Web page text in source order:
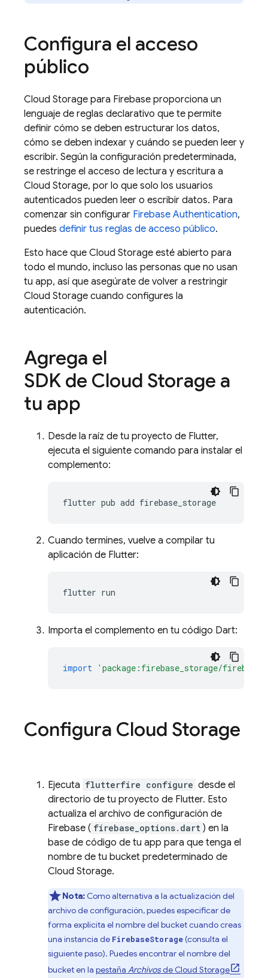
Configura el acceso
público
Cloud Storage para Firebase proporciona un
lenguaje de reglas declarativo que te permite
definir cómo se deben estructurar los datos,
cómo se deben indexar y cuándo se pueden leer y
escribir. Según la configuración predeterminada,
se restringe el acceso de lectura y escritura a
Cloud Storage, por lo que solo los usuarios
autenticados pueden leer o escribir datos. Para
comenzar sin configurar Firebase Authentication,
puedes definir tus reglas de acceso público.
Esto hace que Cloud Storage esté abierto para
todo el mundo, incluso las personas que no usan
tu app, así que asegúrate de volver a restringir
Cloud Storage cuando configures la
autenticación.
Agrega el
SDK de Cloud Storage a
tu app
Desde la raíz de tu proyecto de Flutter,
ejecuta el siguiente comando para instalar el
complemento:
flutter pub add
Cuando termines, vuelve a compilar tu
aplicación de Flutter:
flutter
Importa el complemento en tu código Dart:
import 'package:firebase_storage/
Configura Cloud Storage
Ejecuta flutterfire configure desde el
directorio de tu proyecto de Flutter. Esto
actualiza el archivo de configuración de
Firebase ( firebase_options.dart ) en la
base de código de tu app para que tenga el
nombre de tu bucket predeterminado de
Cloud Storage.
Nota: Como alternativa a la actualización del
archivo de configuración, puedes especificar de
forma explícita el nombre del bucket cuando creas
una instancia de FirebaseStorage(consulta el
siguiente paso). Puedes encontrar el nombre del
bucket en la pestaña Archivosde Cloud Storage